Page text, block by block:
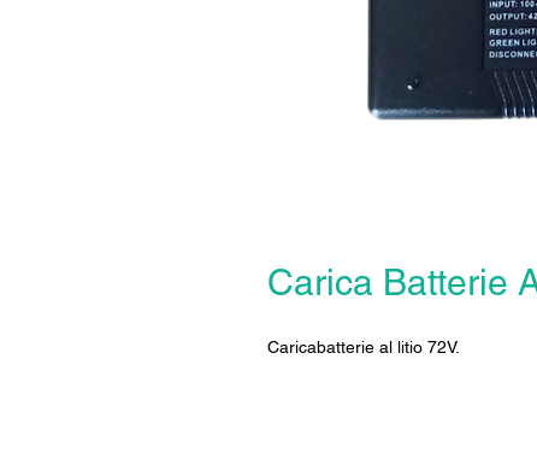
Carica Batterie
Caricabatterie al litio 72V.